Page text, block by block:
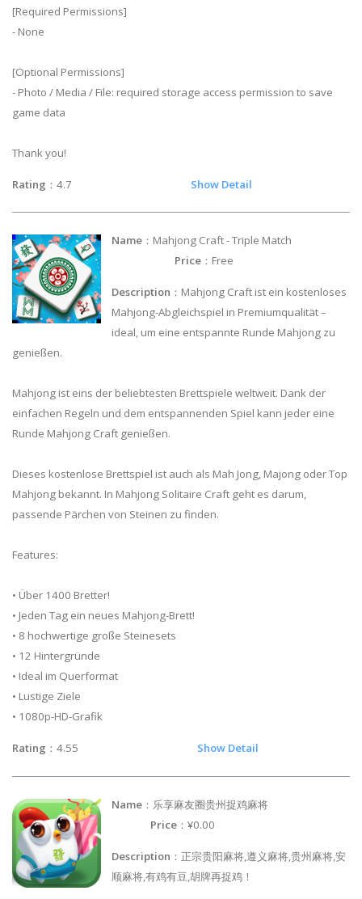
[Required Permissions]
- None
[Optional Permissions]
- Photo / Media / File: required storage access permission to save
game data
Thank you!
Rating ：4.7 Show Detail
Name ：Mahjong Craft - Triple Match
Price ：Free
Description ：Mahjong Craft ist ein kostenloses
Mahjong-Abgleichspiel in Premiumqualität –
ideal, um eine entspannte Runde Mahjong zu
genießen.
Mahjong ist eins der beliebtesten Brettspiele weltweit. Dank der
einfachen Regeln und dem entspannenden Spiel kann jeder eine
Runde Mahjong Craft genießen.
Dieses kostenlose Brettspiel ist auch als Mah Jong, Majong oder Top
Mahjong bekannt. In Mahjong Solitaire Craft geht es darum,
passende Pärchen von Steinen zu finden.
Features:
• Über 1400 Bretter!
• Jeden Tag ein neues Mahjong-Brett!
• 8 hochwertige große Steinesets
• 12 Hintergründe
• Ideal im Querformat
• Lustige Ziele
• 1080p-HD-Grafik
Rating ：4.55 Show Detail
Name ：乐享麻友圈贵州捉鸡麻将
Price ：¥0.00
Description ：正宗贵阳麻将,遵义麻将,贵州麻将,安
顺麻将,有鸡有豆,胡牌再捉鸡！